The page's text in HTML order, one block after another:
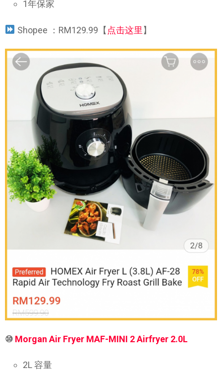
1年保家
Shopee ：RM129.99【点击这里】
⑩ Morgan Air Fryer MAF-MINI 2 Airfryer 2.0L
2L 容量